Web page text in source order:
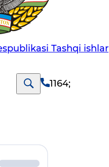
Tashqi ishlаr
1164;